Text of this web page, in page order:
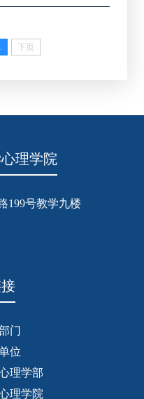
下页
理学院
199号教学九楼
门
位
理学部
理学院